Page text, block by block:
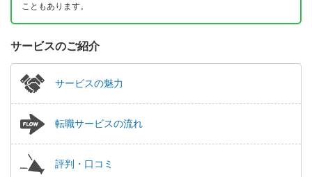
こともあります。
サービスのご紹介
サービスの魅力
転職サービスの流れ
評判・口コミ